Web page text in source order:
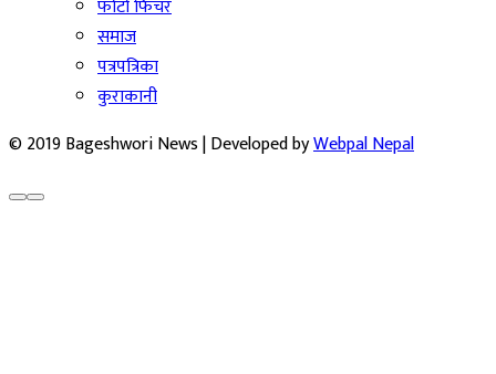
फोटो फिचर
समाज
पत्रपत्रिका
कुराकानी
© 2019 Bageshwori News | Developed byWebpal Nepal